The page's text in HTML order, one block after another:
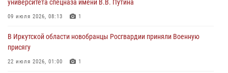
Сотрудники Росгвардии нашли и вернули родственникам
30 июля 2026, 07:37
университета спецназа имени В.В. Путина
09 июля 2026, 08:13 1
В Иркутской области новобранцы Росгвардии приняли Военную
присягу
22 июля 2026, 01:00 1